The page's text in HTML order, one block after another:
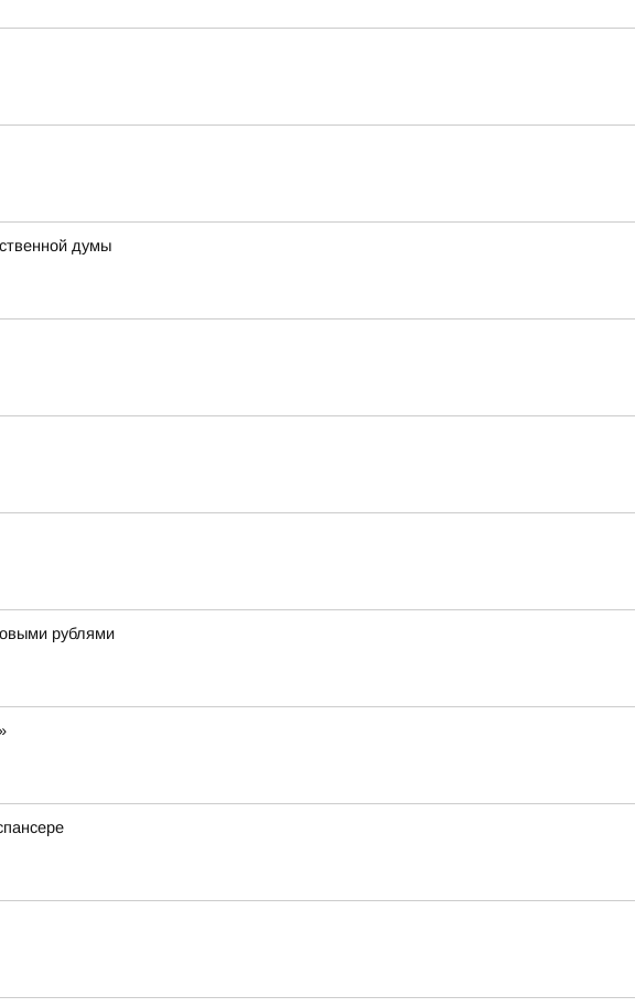
думы
рублями